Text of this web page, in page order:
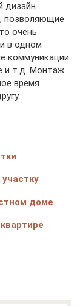
дизайн
позволяющие
очень
в одном
коммуникации
и т.д. Монтаж
время
доме